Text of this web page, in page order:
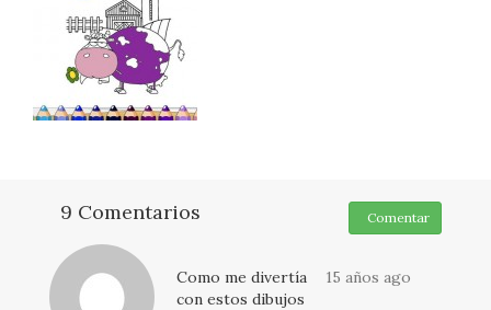
9 Comentarios Comentar
15 años ago
Como me divertía
con estos dibujos